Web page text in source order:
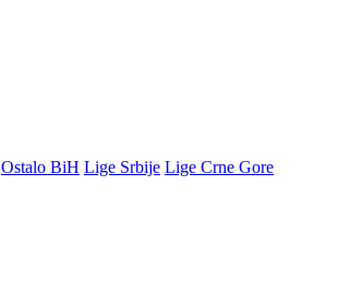
Ostalo BiH Lige Srbije Lige Crne Gore